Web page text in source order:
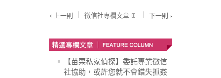
上一則 徵信社專欄文章 下一則
【苗栗私家偵探】委託專業徵信
社協助，或許您就不會錯失抓姦